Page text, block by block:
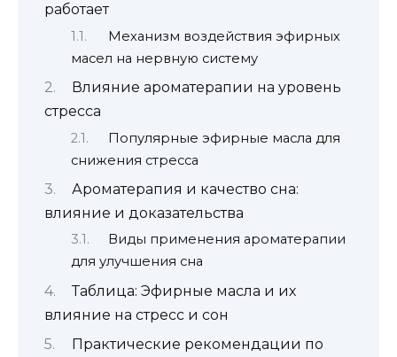
работает
Механизм воздействия эфирных
масел на нервную систему
Влияние ароматерапии на уровень
стресса
Популярные эфирные масла для
снижения стресса
Ароматерапия и качество сна:
влияние и доказательства
Виды применения ароматерапии
для улучшения сна
Таблица: Эфирные масла и их
влияние на стресс и сон
Практические рекомендации по